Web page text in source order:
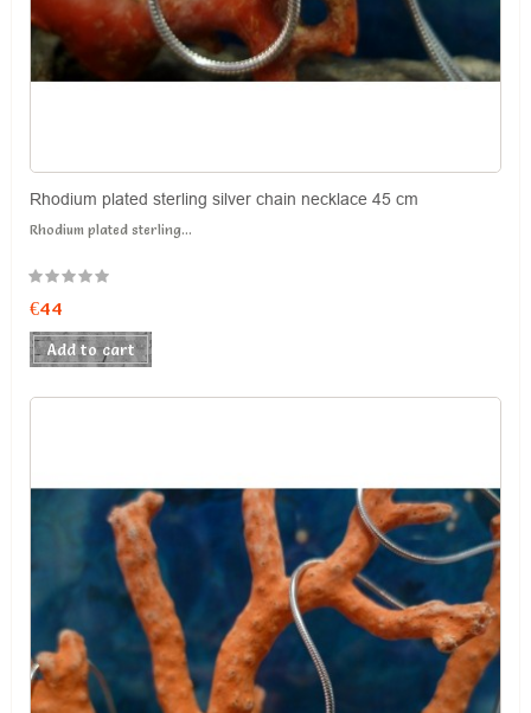
Rhodium plated sterling silver chain necklace 45 cm
Rhodium plated sterling...
€44
Add to cart